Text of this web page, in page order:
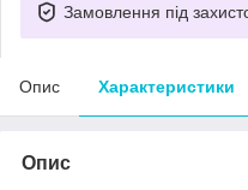
Замовлення під
Опис Характеристики
Опис